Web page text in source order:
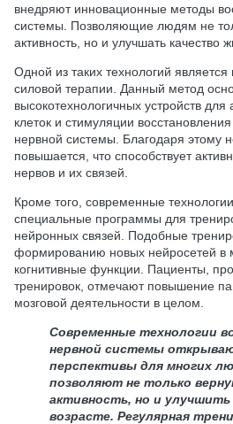
внедряют инновационные методы
системы. Позволяющие людям не
активность, но и улучшать качество
Одной из таких технологий
силовой терапии. Данный метод
высокотехнологичных устройств
клеток и стимуляции
нервной системы. Благодаря этому
повышается, что способствует
нервов и их связей.
Кроме того, современные
специальные программы для
нейронных связей. Подобные
формированию новых нейросетей в
когнитивные функции. Пациенты,
тренировок, отмечают повышение
мозговой деятельности в целом.
Современные технологии
нервной системы
перспективы для многих
позволяют не только
активность, но и улучшить
возрасте. Регулярная